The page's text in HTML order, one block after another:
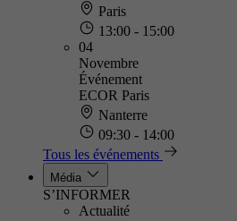
Paris
13:00 - 15:00
04
Novembre
Événement
ECOR Paris
Nanterre
09:30 - 14:00
Tous les événements
Média
S’INFORMER
Actualité